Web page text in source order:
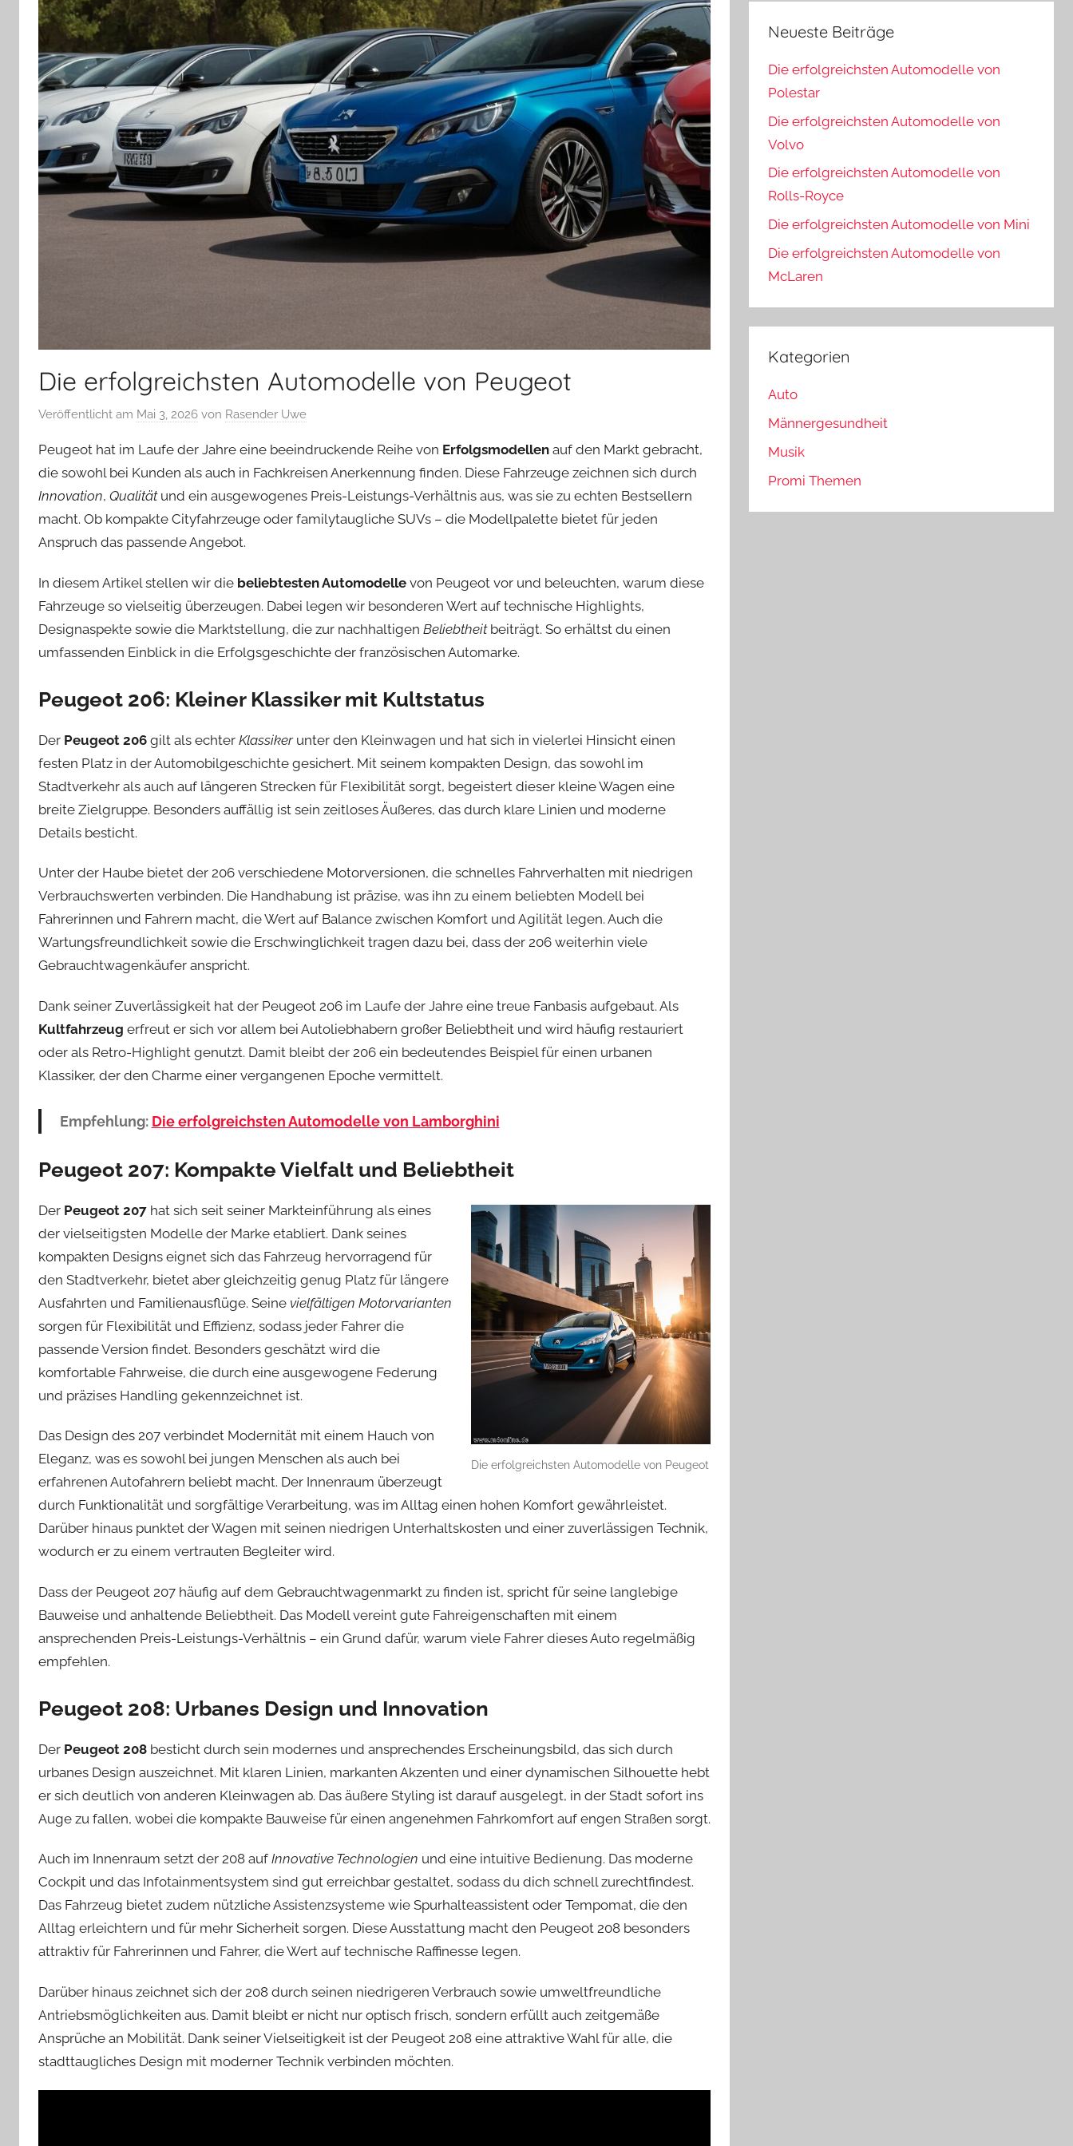
Die erfolgreichsten Automodelle von Peugeot
Veröffentlicht am Mai 3, 2026 von Rasender Uwe
Peugeot hat im Laufe der Jahre eine beeindruckende Reihe von Erfolgsmodellen auf den Markt gebracht,
die sowohl bei Kunden als auch in Fachkreisen Anerkennung finden. Diese Fahrzeuge zeichnen sich durch
Innovation, Qualitätund ein ausgewogenes Preis-Leistungs-Verhältnis aus, was sie zu echten Bestsellern
macht. Ob kompakte Cityfahrzeuge oder familytaugliche SUVs – die Modellpalette bietet für jeden
Anspruch das passende Angebot.
In diesem Artikel stellen wir die beliebtesten Automodelle von Peugeot vor und beleuchten, warum diese
Fahrzeuge so vielseitig überzeugen. Dabei legen wir besonderen Wert auf technische Highlights,
Designaspekte sowie die Marktstellung, die zur nachhaltigen Beliebtheitbeiträgt. So erhältst du einen
umfassenden Einblick in die Erfolgsgeschichte der französischen Automarke.
Peugeot 206: Kleiner Klassiker mit Kultstatus
Der Peugeot 206 gilt als echter Klassikerunter den Kleinwagen und hat sich in vielerlei Hinsicht einen
festen Platz in der Automobilgeschichte gesichert. Mit seinem kompakten Design, das sowohl im
Stadtverkehr als auch auf längeren Strecken für Flexibilität sorgt, begeistert dieser kleine Wagen eine
breite Zielgruppe. Besonders auffällig ist sein zeitloses Äußeres, das durch klare Linien und moderne
Details besticht.
Unter der Haube bietet der 206 verschiedene Motorversionen, die schnelles Fahrverhalten mit niedrigen
Verbrauchswerten verbinden. Die Handhabung ist präzise, was ihn zu einem beliebten Modell bei
Fahrerinnen und Fahrern macht, die Wert auf Balance zwischen Komfort und Agilität legen. Auch die
Wartungsfreundlichkeit sowie die Erschwinglichkeit tragen dazu bei, dass der 206 weiterhin viele
Gebrauchtwagenkäufer anspricht.
Dank seiner Zuverlässigkeit hat der Peugeot 206 im Laufe der Jahre eine treue Fanbasis aufgebaut. Als
Kultfahrzeug erfreut er sich vor allem bei Autoliebhabern großer Beliebtheit und wird häufig restauriert
oder als Retro-Highlight genutzt. Damit bleibt der 206 ein bedeutendes Beispiel für einen urbanen
Klassiker, der den Charme einer vergangenen Epoche vermittelt.
Empfehlung: Die erfolgreichsten Automodelle von Lamborghini
Peugeot 207: Kompakte Vielfalt und Beliebtheit
Die erfolgreichsten Automodelle von Peugeot
Der Peugeot 207 hat sich seit seiner Markteinführung als eines
der vielseitigsten Modelle der Marke etabliert. Dank seines
kompakten Designs eignet sich das Fahrzeug hervorragend für
den Stadtverkehr, bietet aber gleichzeitig genug Platz für längere
Ausfahrten und Familienausflüge. Seine vielfältigen Motorvarianten
sorgen für Flexibilität und Effizienz, sodass jeder Fahrer die
passende Version findet. Besonders geschätzt wird die
komfortable Fahrweise, die durch eine ausgewogene Federung
und präzises Handling gekennzeichnet ist.
Das Design des 207 verbindet Modernität mit einem Hauch von
Eleganz, was es sowohl bei jungen Menschen als auch bei
erfahrenen Autofahrern beliebt macht. Der Innenraum überzeugt
durch Funktionalität und sorgfältige Verarbeitung, was im Alltag einen hohen Komfort gewährleistet.
Darüber hinaus punktet der Wagen mit seinen niedrigen Unterhaltskosten und einer zuverlässigen Technik,
wodurch er zu einem vertrauten Begleiter wird.
Dass der Peugeot 207 häufig auf dem Gebrauchtwagenmarkt zu finden ist, spricht für seine langlebige
Bauweise und anhaltende Beliebtheit. Das Modell vereint gute Fahreigenschaften mit einem
ansprechenden Preis-Leistungs-Verhältnis – ein Grund dafür, warum viele Fahrer dieses Auto regelmäßig
empfehlen.
Peugeot 208: Urbanes Design und Innovation
Der Peugeot 208 besticht durch sein modernes und ansprechendes Erscheinungsbild, das sich durch
urbanes Design auszeichnet. Mit klaren Linien, markanten Akzenten und einer dynamischen Silhouette hebt
er sich deutlich von anderen Kleinwagen ab. Das äußere Styling ist darauf ausgelegt, in der Stadt sofort ins
Auge zu fallen, wobei die kompakte Bauweise für einen angenehmen Fahrkomfort auf engen Straßen sorgt.
Auch im Innenraum setzt der 208 auf Innovative Technologien und eine intuitive Bedienung. Das moderne
Cockpit und das Infotainmentsystem sind gut erreichbar gestaltet, sodass du dich schnell zurechtfindest.
Das Fahrzeug bietet zudem nützliche Assistenzsysteme wie Spurhalteassistent oder Tempomat, die den
Alltag erleichtern und für mehr Sicherheit sorgen. Diese Ausstattung macht den Peugeot 208 besonders
attraktiv für Fahrerinnen und Fahrer, die Wert auf technische Raffinesse legen.
Darüber hinaus zeichnet sich der 208 durch seinen niedrigeren Verbrauch sowie umweltfreundliche
Antriebsmöglichkeiten aus. Damit bleibt er nicht nur optisch frisch, sondern erfüllt auch zeitgemäße
Ansprüche an Mobilität. Dank seiner Vielseitigkeit ist der Peugeot 208 eine attraktive Wahl für alle, die
stadttaugliches Design mit moderner Technik verbinden möchten.
Neueste Beiträge
Die erfolgreichsten Automodelle von
Polestar
Die erfolgreichsten Automodelle von
Volvo
Die erfolgreichsten Automodelle von
Rolls-Royce
Die erfolgreichsten Automodelle von Mini
Die erfolgreichsten Automodelle von
McLaren
Kategorien
Auto
Männergesundheit
Musik
Promi Themen